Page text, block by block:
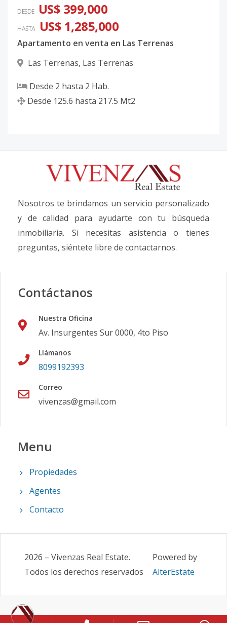
DESDE US$ 399,000
HASTA US$ 1,285,000
Apartamento en venta en Las Terrenas
Las Terrenas, Las Terrenas
Desde 2 hasta 2 Hab.
Desde 125.6 hasta 217.5 Mt2
Nosotros te brindamos un servicio personalizado
y de calidad para ayudarte con tu búsqueda
inmobiliaria. Si necesitas asistencia o tienes
preguntas, siéntete libre de contactarnos.
Contáctanos
Nuestra Oficina
Av. Insurgentes Sur 0000, 4to Piso
Llámanos
8099192393
Correo
vivenzas@gmail.com
Menu
Propiedades
Agentes
Contacto
2026 – Vivenzas Real Estate.
Todos los derechos reservados
Powered by
AlterEstate